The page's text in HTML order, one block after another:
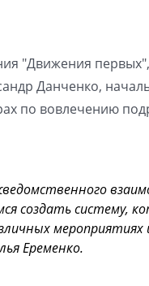
"Движения первых",
Данченко,
по вовлечению
создать систему,
Еременко.